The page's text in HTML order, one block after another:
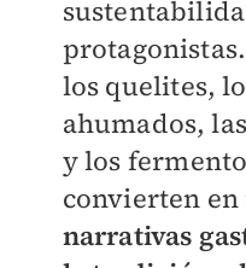
los quelites,
ahumados,
y los
convierten
narrativas